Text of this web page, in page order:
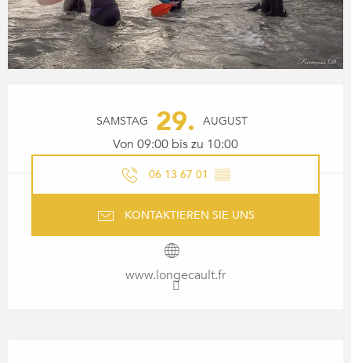
SAMSTAG 29. AUGUST
Von 09:00 bis zu 10:00
06 13 67 01 ▒▒
KONTAKTIEREN SIE UNS
www.longecault.fr